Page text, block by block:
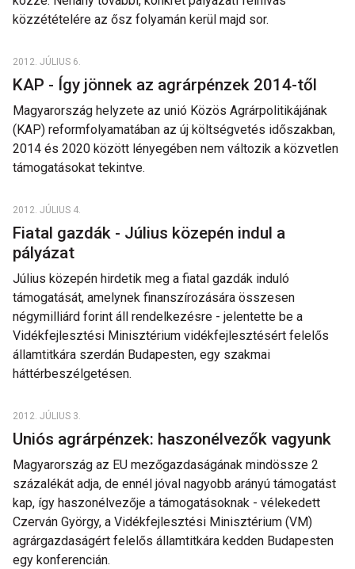
közzétételére az ősz folyamán kerül majd sor.
2012. JÚLIUS 6.
KAP - Így jönnek az agrárpénzek 2014-től
Magyarország helyzete az unió Közös Agrárpolitikájának
(KAP) reformfolyamatában az új költségvetés időszakban,
2014 és 2020 között lényegében nem változik a közvetlen
támogatásokat tekintve.
2012. JÚLIUS 4.
Fiatal gazdák - Július közepén indul a
pályázat
Július közepén hirdetik meg a fiatal gazdák induló
támogatását, amelynek finanszírozására összesen
négymilliárd forint áll rendelkezésre - jelentette be a
Vidékfejlesztési Minisztérium vidékfejlesztésért felelős
államtitkára szerdán Budapesten, egy szakmai
háttérbeszélgetésen.
2012. JÚLIUS 3.
Uniós agrárpénzek: haszonélvezők vagyunk
Magyarország az EU mezőgazdaságának mindössze 2
százalékát adja, de ennél jóval nagyobb arányú támogatást
kap, így haszonélvezője a támogatásoknak - vélekedett
Czerván György, a Vidékfejlesztési Minisztérium (VM)
agrárgazdaságért felelős államtitkára kedden Budapesten
egy konferencián.